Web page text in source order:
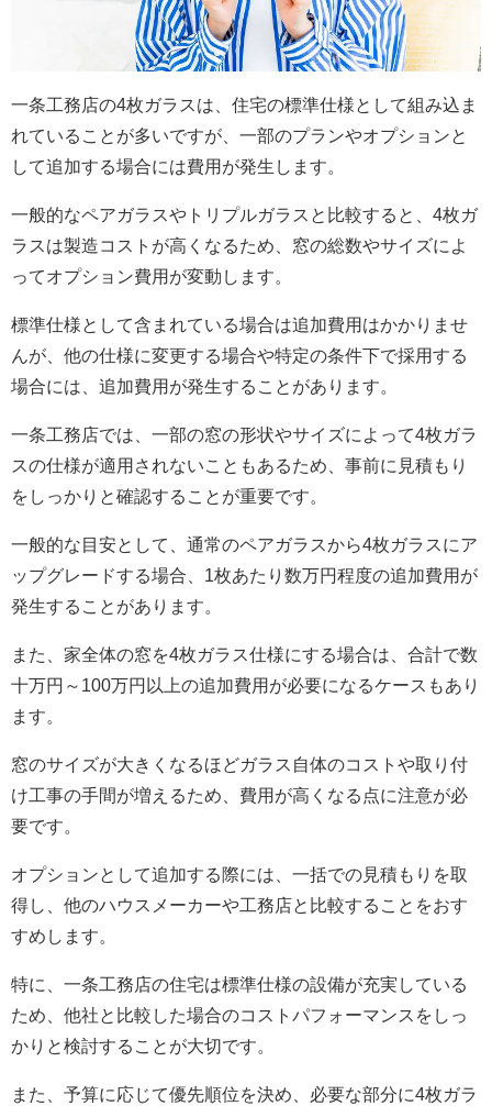
一条工務店の4枚ガラスは、住宅の標準仕様として組み込ま
れていることが多いですが、一部のプランやオプションと
して追加する場合には費用が発生します。
一般的なペアガラスやトリプルガラスと比較すると、4枚ガ
ラスは製造コストが高くなるため、窓の総数やサイズによ
ってオプション費用が変動します。
標準仕様として含まれている場合は追加費用はかかりませ
んが、他の仕様に変更する場合や特定の条件下で採用する
場合には、追加費用が発生することがあります。
一条工務店では、一部の窓の形状やサイズによって4枚ガラ
スの仕様が適用されないこともあるため、事前に見積もり
をしっかりと確認することが重要です。
一般的な目安として、通常のペアガラスから4枚ガラスにア
ップグレードする場合、1枚あたり数万円程度の追加費用が
発生することがあります。
また、家全体の窓を4枚ガラス仕様にする場合は、合計で数
十万円～100万円以上の追加費用が必要になるケースもあり
ます。
窓のサイズが大きくなるほどガラス自体のコストや取り付
け工事の手間が増えるため、費用が高くなる点に注意が必
要です。
オプションとして追加する際には、一括での見積もりを取
得し、他のハウスメーカーや工務店と比較することをおす
すめします。
特に、一条工務店の住宅は標準仕様の設備が充実している
ため、他社と比較した場合のコストパフォーマンスをしっ
かりと検討することが大切です。
また、予算に応じて優先順位を決め、必要な部分に4枚ガラ